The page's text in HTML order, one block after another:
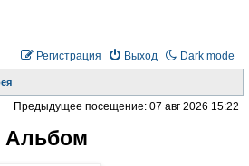
Dark mode
Выход
Регистрация
Предыдущее посещение: 07 авг 2026 15:22
Альбом